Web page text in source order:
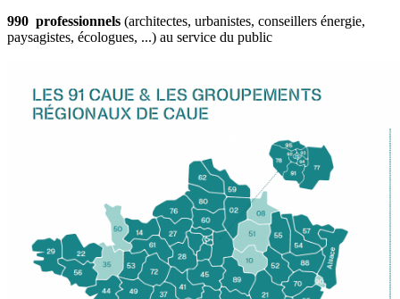
990 professionnels (architectes, urbanistes, conseillers énergie,
paysagistes, écologues, ...) au service du public